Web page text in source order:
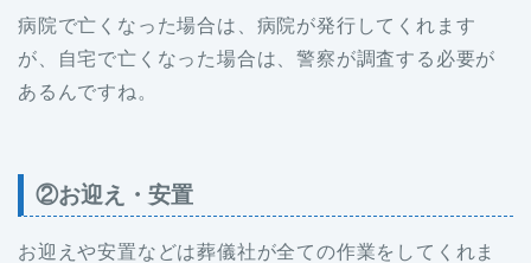
病院で亡くなった場合は、病院が発行してくれます
が、自宅で亡くなった場合は、警察が調査する必要が
あるんですね。
②お迎え・安置
お迎えや安置などは葬儀社が全ての作業をしてくれま